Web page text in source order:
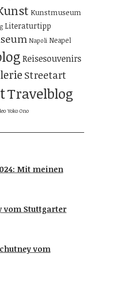
Kunstmuseum
Literaturtipp
Napoli Neapel
Reisesouvenirs
Streetart
Travelblog
Yoko Ono
Mit meinen
vom Stuttgarter
vom